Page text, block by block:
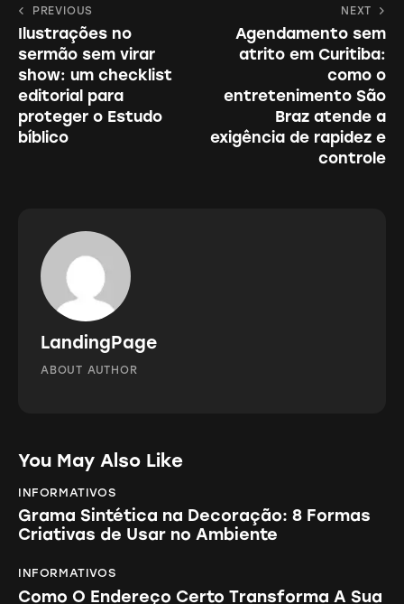
Navegação
de
Post
PREVIOUS
Ilustrações no
sermão sem virar
show: um checklist
editorial para
proteger o Estudo
bíblico
NEXT
Agendamento sem
atrito em Curitiba:
como o
entretenimento São
Braz atende a
exigência de rapidez e
controle
LandingPage
ABOUT AUTHOR
You May Also Like
INFORMATIVOS
Grama Sintética na Decoração: 8 Formas
Criativas de Usar no Ambiente
INFORMATIVOS
Como O Endereço Certo Transforma A Sua